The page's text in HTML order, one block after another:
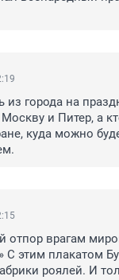
из города на
и Питер, а
куда можно
отпор врагам
С этим плакатом
роялей. И